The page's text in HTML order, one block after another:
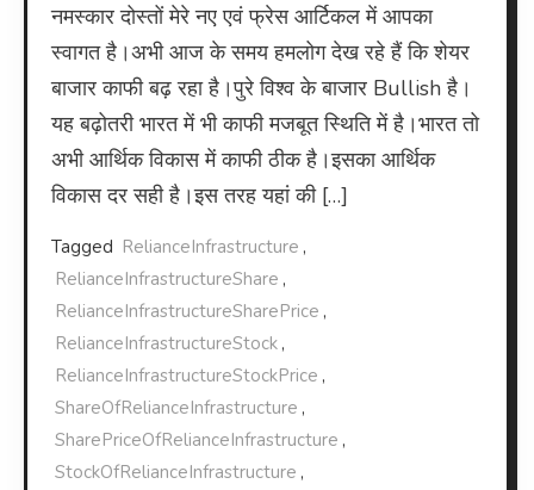
नमस्कार दोस्तों मेरे नए एवं फ्रेस आर्टिकल में आपका
स्वागत है।अभी आज के समय हमलोग देख रहे हैं कि शेयर
बाजार काफी बढ़ रहा है।पुरे विश्व के बाजार Bullish है।
यह बढ़ोतरी भारत में भी काफी मजबूत स्थिति में है।भारत तो
अभी आर्थिक विकास में काफी ठीक है।इसका आर्थिक
विकास दर सही है।इस तरह यहां की […]
Tagged RelianceInfrastructure ,
RelianceInfrastructureShare ,
RelianceInfrastructureSharePrice ,
RelianceInfrastructureStock ,
RelianceInfrastructureStockPrice ,
ShareOfRelianceInfrastructure ,
SharePriceOfRelianceInfrastructure ,
StockOfRelianceInfrastructure ,